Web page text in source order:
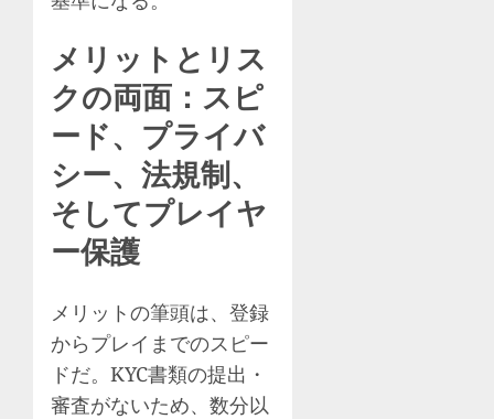
メリットとリス
クの両面：スピ
ード、プライバ
シー、法規制、
そしてプレイヤ
ー保護
メリットの筆頭は、登録
からプレイまでのスピー
ドだ。KYC書類の提出・
審査がないため、数分以